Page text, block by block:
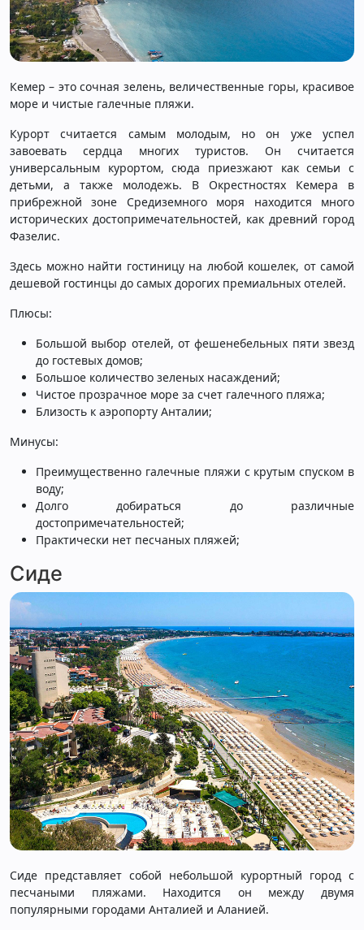
Кемер – это сочная зелень, величественные горы, красивое
море и чистые галечные пляжи.
Курорт считается самым молодым, но он уже успел
завоевать сердца многих туристов. Он считается
универсальным курортом, сюда приезжают как семьи с
детьми, а также молодежь. В Окрестностях Кемера в
прибрежной зоне Средиземного моря находится много
исторических достопримечательностей, как древний город
Фазелис.
Здесь можно найти гостиницу на любой кошелек, от самой
дешевой гостинцы до самых дорогих премиальных отелей.
Плюсы:
Большой выбор отелей, от фешенебельных пяти звезд
до гостевых домов;
Большое количество зеленых насаждений;
Чистое прозрачное море за счет галечного пляжа;
Близость к аэропорту Анталии;
Минусы:
Преимущественно галечные пляжи с крутым спуском в
воду;
Долго добираться до различные
достопримечательностей;
Практически нет песчаных пляжей;
Сиде
Сиде представляет собой небольшой курортный город с
песчаными пляжами. Находится он между двумя
популярными городами Анталией и Аланией.